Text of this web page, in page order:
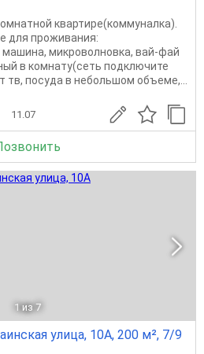
квартире(коммуналка).
для проживания:
микроволновка, вай-фай
в комнату(сеть подключите
тв, посуда в небольшом объеме,...
11.07
1 из 7
улица, 10А, 200 м², 7/9